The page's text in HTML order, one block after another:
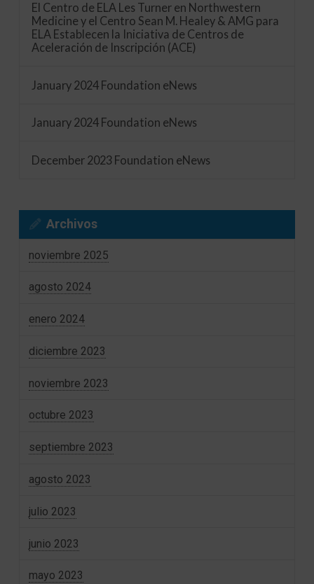
El Centro de ELA Les Turner en Northwestern
Medicine y el Centro Sean M. Healey & AMG para
ELA Establecen la Iniciativa de Centros de
Aceleración de Inscripción (ACE)
January 2024 Foundation eNews
January 2024 Foundation eNews
December 2023 Foundation eNews
Archivos
noviembre 2025
agosto 2024
enero 2024
diciembre 2023
noviembre 2023
octubre 2023
septiembre 2023
agosto 2023
julio 2023
junio 2023
mayo 2023